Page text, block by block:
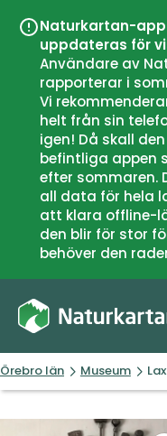
Naturkartan-
uppdateras för
Användare av
rapporterar i
Vi
helt från sin
igen! Då skall
befintliga appen
efter sommaren.
all data för hela
att klara offline-
den blir för stor
behöver den
Örebro län Museum